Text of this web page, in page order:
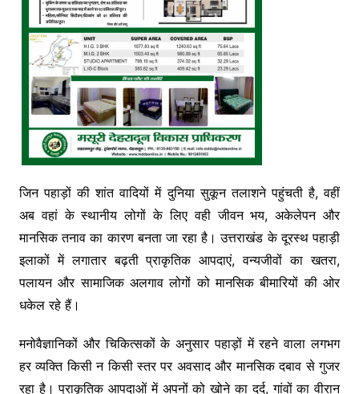
जिन पहाड़ों की शांत वादियों में दुनिया सुकून तलाशने पहुंचती है, वहीं
अब वहां के स्थानीय लोगों के लिए वही जीवन भय, अकेलेपन और
मानसिक तनाव का कारण बनता जा रहा है। उत्तराखंड के दूरस्थ पहाड़ी
इलाकों में लगातार बढ़ती प्राकृतिक आपदाएं, वन्यजीवों का खतरा,
पलायन और सामाजिक अलगाव लोगों को मानसिक बीमारियों की ओर
धकेल रहे हैं।
मनोवैज्ञानिकों और चिकित्सकों के अनुसार पहाड़ों में रहने वाला लगभग
हर व्यक्ति किसी न किसी स्तर पर अवसाद और मानसिक दबाव से गुजर
रहा है। प्राकृतिक आपदाओं में अपनों को खोने का दर्द, गांवों का वीरान